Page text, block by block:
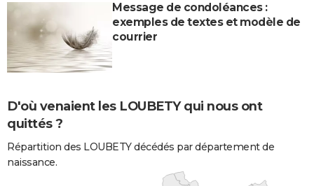
Message de condoléances :
exemples de textes et modèle de
courrier
D'où venaient les LOUBETY qui nous ont
quittés ?
Répartition des LOUBETY décédés par département de
naissance.